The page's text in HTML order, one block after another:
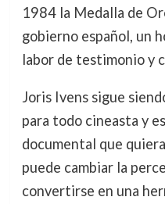
1984 la Medalla de
gobierno español, un
labor de testimonio y
Joris Ivens sigue
para todo cineasta y
documental que
puede cambiar la
convertirse en una